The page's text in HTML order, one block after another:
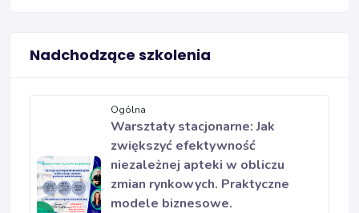
Nadchodzące szkolenia
Ogólna
Warsztaty stacjonarne: Jak
zwiększyć efektywność
niezależnej apteki w obliczu
zmian rynkowych. Praktyczne
modele biznesowe.